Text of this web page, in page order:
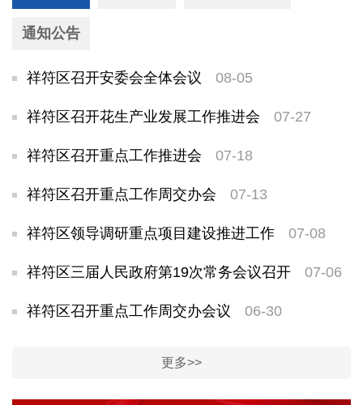
通知公告
祥符区召开安委会全体会议 08-05
祥符区召开花生产业发展工作推进会 07-27
祥符区召开重点工作推进会 07-18
祥符区召开重点工作周交办会 07-13
祥符区领导调研重点项目建设推进工作 07-08
祥符区三届人民政府第19次常务会议召开 07-06
祥符区召开重点工作周交办会议 06-30
更多>>